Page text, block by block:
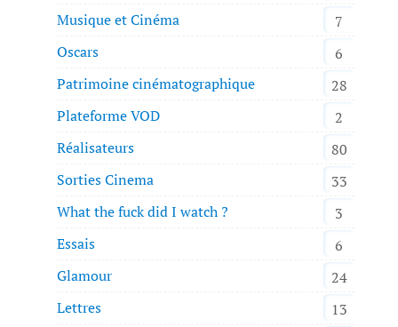
Musique et Cinéma
7
Oscars
6
Patrimoine cinématographique
28
Plateforme VOD
2
Réalisateurs
80
Sorties Cinema
33
What the fuck did I watch ?
3
Essais
6
Glamour
24
Lettres
13